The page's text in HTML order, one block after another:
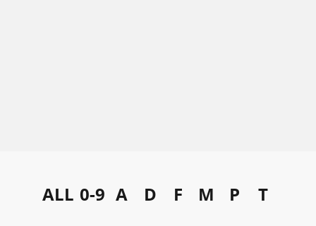
ALL 0-9 A D F M P T